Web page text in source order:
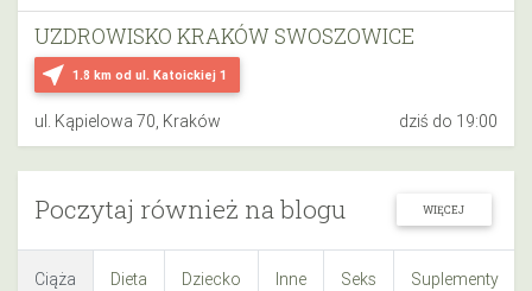
near_me 1.8 km od ul. Katoickiej 1
UZDROWISKO KRAKÓW SWOSZOWICE
ul. Kąpielowa 70, Kraków dziś do 19:00
Poczytaj również na blogu WIĘCEJ
Ciąża Dieta Dziecko Inne Seks Suplementy